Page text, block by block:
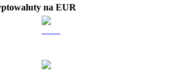
na EUR